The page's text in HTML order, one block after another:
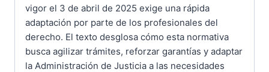
vigor el 3 de abril de 2025 exige una rápida
adaptación por parte de los profesionales del
derecho. El texto desglosa cómo esta normativa
busca agilizar trámites, reforzar garantías y adaptar
la Administración de Justicia a las necesidades